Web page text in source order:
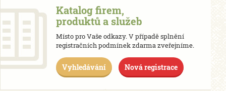
Katalog firem,
produktů a služeb
Místo pro Vaše odkazy. V případě splnění
registračních podmínek zdarma zveřejníme.
Vyhledávání Nová registrace